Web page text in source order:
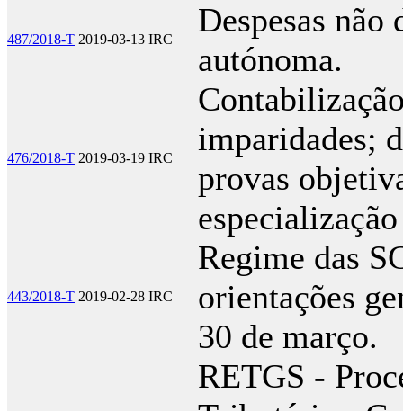
487/2018-T 2019-03-13 IRC
Despesas não
autónoma.
476/2018-T 2019-03-19 IRC
imparidades;
provas
443/2018-T 2019-02-28 IRC
Regime das
orientações
30 de março.
RETGS -